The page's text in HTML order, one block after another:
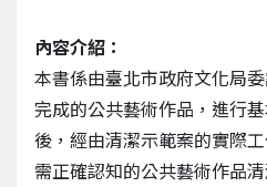
內容介紹：
本書係由臺北市政府文化局
完成的公共藝術作品，進行
後，經由清潔示範案的實際
需正確認知的公共藝術作品